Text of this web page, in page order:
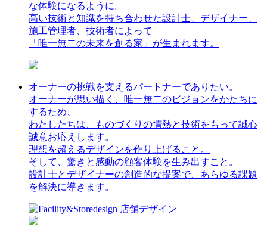
な体験になるように。
高い技術と知識を持ち合わせた設計士、デザイナー、
施工管理者、技術者によって
「唯一無二の未来を創る家」が生まれます。
オーナーの挑戦を支えるパートナーでありたい。
オーナーが思い描く、唯一無二のビジョンをかたちに
するため、
わたしたちは、ものづくりの情熱と技術をもって誠心
誠意お応えします。
理想を超えるデザインを作り上げること。
そして、驚きと感動の顧客体験を生み出すこと。
設計士とデザイナーの創造的な提案で、あらゆる課題
を解決に導きます。